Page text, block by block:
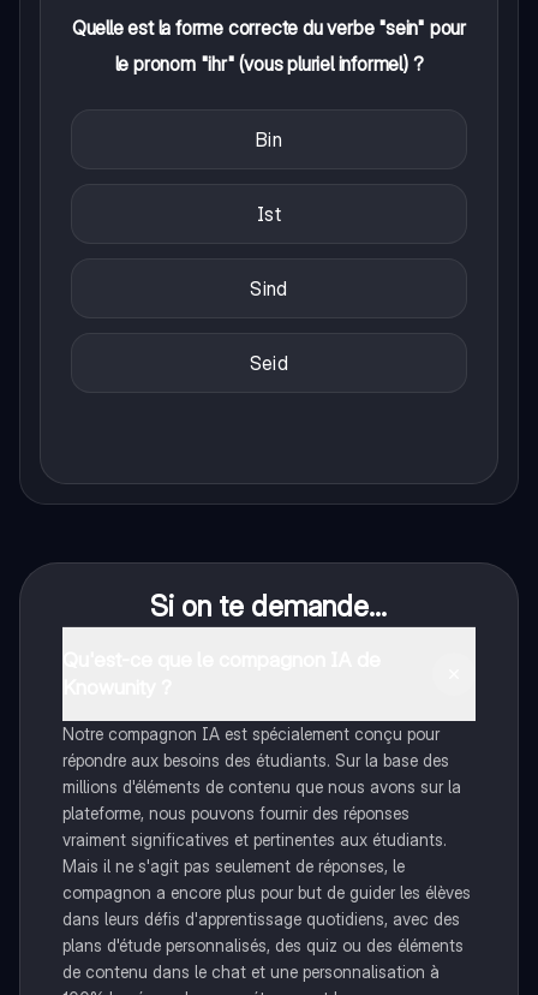
Quelle est la forme correcte du verbe "sein" pour
le pronom "ihr" (vous pluriel informel) ?
Bin
Ist
Sind
Seid
Si on te demande...
Notre compagnon IA est spécialement conçu pour
répondre aux besoins des étudiants. Sur la base des
millions d'éléments de contenu que nous avons sur la
plateforme, nous pouvons fournir des réponses
vraiment significatives et pertinentes aux étudiants.
Mais il ne s'agit pas seulement de réponses, le
compagnon a encore plus pour but de guider les élèves
dans leurs défis d'apprentissage quotidiens, avec des
plans d'étude personnalisés, des quiz ou des éléments
de contenu dans le chat et une personnalisation à